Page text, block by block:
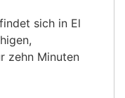
sich in El
zehn Minuten